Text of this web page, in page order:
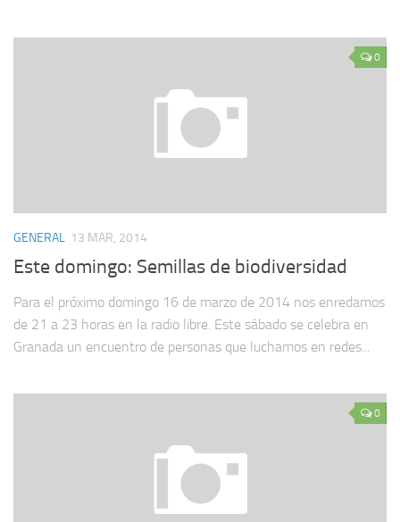
0
GENERAL 13 MAR, 2014
Este domingo: Semillas de biodiversidad
Para el próximo domingo 16 de marzo de 2014 nos enredamos
de 21 a 23 horas en la radio libre. Este sábado se celebra en
Granada un encuentro de personas que luchamos en redes...
0